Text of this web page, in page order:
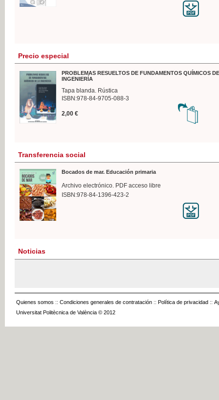
Precio especial
PROBLEMAS RESUELTOS DE FUNDAMENTOS QUÍMICOS
INGENIERÍA
Tapa blanda. Rústica
ISBN:978-84-9705-088-3
2,00 €
Transferencia social
Bocados de mar. Educación primaria
Archivo electrónico. PDF acceso libre
ISBN:978-84-1396-423-2
Noticias
Quienes somos :: Condiciones generales de contratación :: Política de privacidad ::
Universitat Politècnica de València © 2012